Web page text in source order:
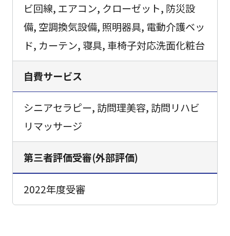
ビ回線, エアコン, クローゼット, 防災設
備, 空調換気設備, 照明器具, 電動介護ベッ
ド, カーテン, 寝具, 車椅子対応洗面化粧台
自費サービス
シニアセラピー, 訪問理美容, 訪問リハビ
リマッサージ
第三者評価受審(外部評価)
2022年度受審